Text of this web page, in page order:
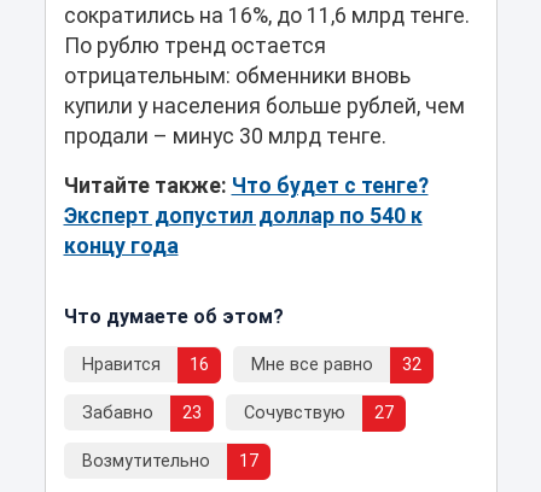
сократились на 16%, до 11,6 млрд тенге.
По рублю тренд остается
отрицательным: обменники вновь
купили у населения больше рублей, чем
продали – минус 30 млрд тенге.
Читайте также: Что будет с тенге?
Эксперт допустил доллар по 540 к
концу года
Что думаете об этом?
Нравится 16 Мне все равно 32
Забавно 23 Сочувствую 27
Возмутительно 17